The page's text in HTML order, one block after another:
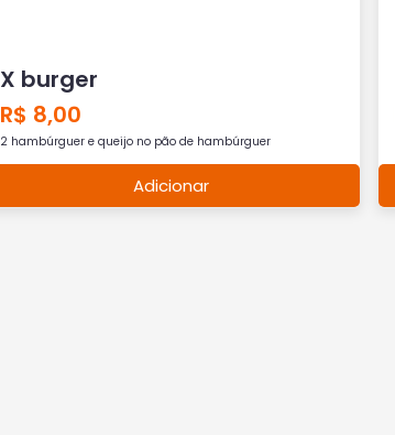
X burger
R$ 8,00
2 hambúrguer e queijo no pão de hambúrguer
Adicionar